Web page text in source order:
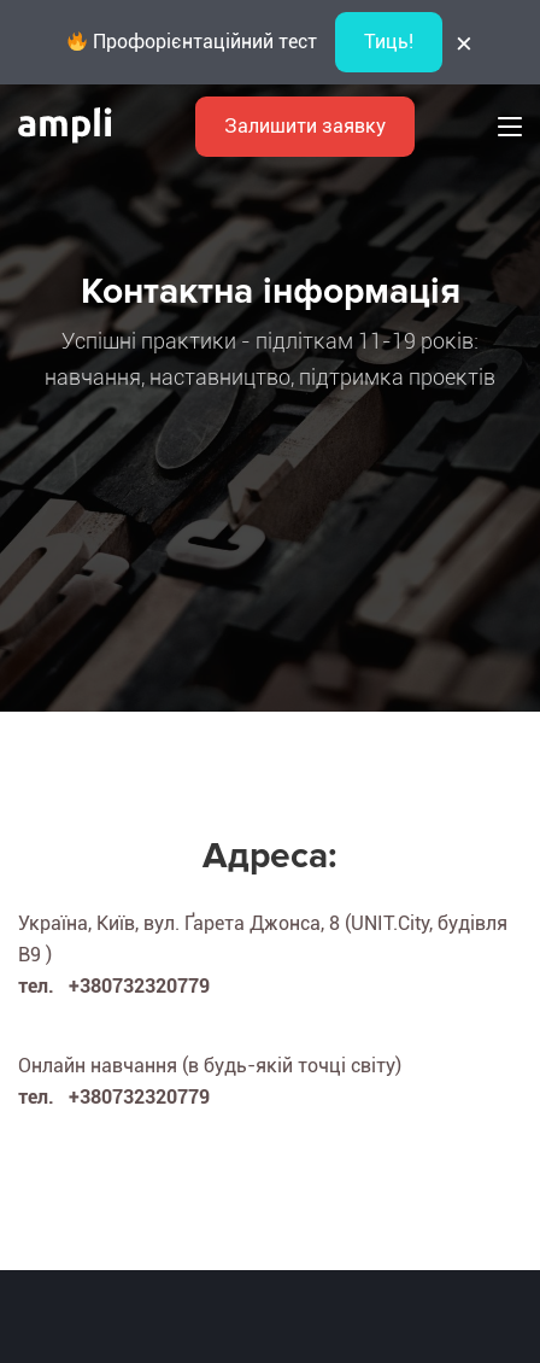
Профорієнтаційний тест Тиць! ×
Залишити заявку
Контактна інформація
Успішні практики - підліткам 11-19 років:
навчання, наставництво, підтримка проектів
Адреса:
Україна, Київ, вул. Ґарета Джонса, 8 (UNIT.City, будівля
B9 )
тел. +380732320779
Онлайн навчання (в будь-якій точці світу)
тел. +380732320779